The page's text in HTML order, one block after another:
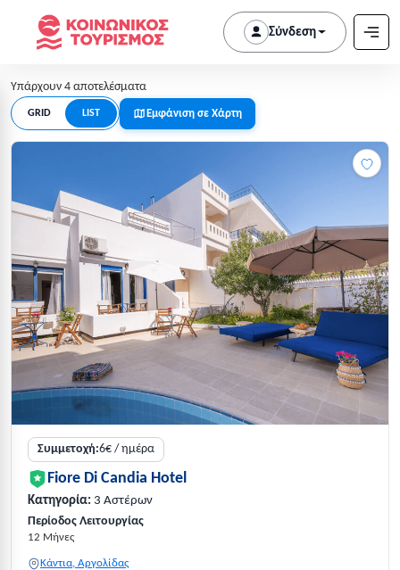
Σύνδεση
Υπάρχουν 4 αποτελέσματα
GRID LIST Εμφάνιση σε Χάρτη
Συμμετοχή:6€ / ημέρα
Fiore Di Candia Hotel
Κατηγορία: 3 Αστέρων
Περίοδος Λειτουργίας
12 Μήνες
Κάντια, Αργολίδας